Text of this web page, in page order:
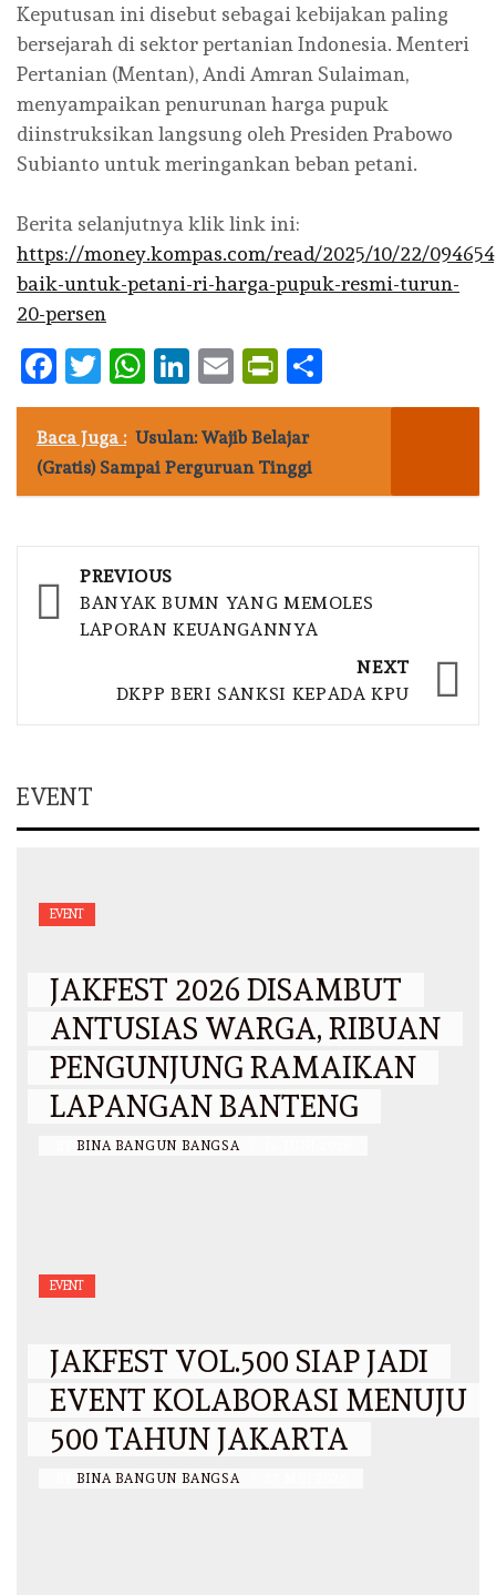
Keputusan ini disebut sebagai kebijakan paling
bersejarah di sektor pertanian Indonesia. Menteri
Pertanian (Mentan), Andi Amran Sulaiman,
menyampaikan penurunan harga pupuk
diinstruksikan langsung oleh Presiden Prabowo
Subianto untuk meringankan beban petani.
Berita selanjutnya klik link ini:
https://money.kompas.com/read/2025/10/22/
baik-untuk-petani-ri-harga-pupuk-resmi-turun-
20-persen
Facebook
Twitter
WhatsApp
LinkedIn
EmailPrintFriendly
Baca Juga : Usulan: Wajib Belajar
(Gratis) Sampai Perguruan Tinggi
Post
navigation
PREVIOUS
BANYAK BUMN YANG MEMOLES
LAPORAN KEUANGANNYA
NEXT
DKPP BERI SANKSI KEPADA KPU
EVENT
EVENT
JAKFEST 2026 DISAMBUT
ANTUSIAS WARGA, RIBUAN
PENGUNJUNG RAMAIKAN
LAPANGAN BANTENG
BINA BANGUN BANGSA
EVENT
JAKFEST VOL.500 SIAP JADI
EVENT KOLABORASI MENUJU
500 TAHUN JAKARTA
BINA BANGUN BANGSA